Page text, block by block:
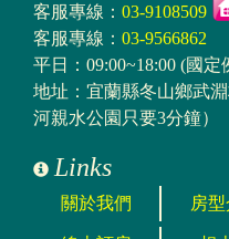
客服專線： 03-9108509
客服專線： 03-9566862
平日：09:00~18:00 (國
地址：宜蘭縣冬山鄉武
河親水公園只要3分鐘）
Links
關於我們 房